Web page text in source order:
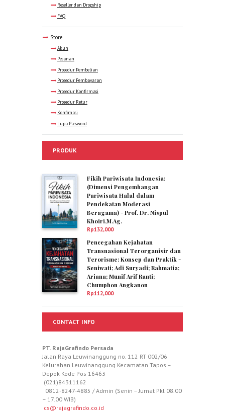
Reseller dan Dropship
FAQ
Store
Akun
Pesanan
Prosedur Pembelian
Prosedur Pembayaran
Prosedur Konfirmasi
Prosedur Retur
Konfimasi
Lupa Password
PRODUK
Fikih Pariwisata Indonesia:
(Dimensi Pengembangan
Pariwisata Halal dalam
Pendekatan Moderasi
Beragama) - Prof. Dr. Nispul
Khoiri,M.Ag.
Rp132,000
Pencegahan Kejahatan
Transnasional Terorganisir dan
Terorisme: Konsep dan Praktik -
Seniwati; Adi Suryadi; Rahmatia;
Ariana; Munif Arif Ranti;
Chumphon Angkanon
Rp112,000
CONTACT INFO
PT. RajaGrafindo Persada
Jalan Raya Leuwinanggung no. 112 RT 002/06
Kelurahan Leuwinanggung Kecamatan Tapos –
Depok Kode Pos 16463
(021)84311162
0812-8247-4885 / Admin (Senin – Jumat Pkl 08.00
– 17.00 WIB)
cs@rajagrafindo.co.id